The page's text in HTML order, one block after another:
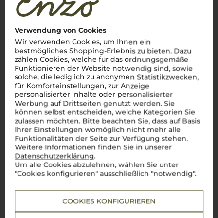
Verwendung von Cookies
Wir verwenden Cookies, um Ihnen ein
bestmögliches Shopping-Erlebnis zu bieten. Dazu
zählen Cookies, welche für das ordnungsgemäße
Funktionieren der Website notwendig sind, sowie
solche, die lediglich zu anonymen Statistikzwecken,
für Komforteinstellungen, zur Anzeige
personalisierter Inhalte oder personalisierter
Werbung auf Drittseiten genutzt werden. Sie
können selbst entscheiden, welche Kategorien Sie
zulassen möchten. Bitte beachten Sie, dass auf Basis
Ihrer Einstellungen womöglich nicht mehr alle
Funktionalitäten der Seite zur Verfügung stehen.
Weitere Informationen finden Sie in unserer
Datenschutzerklärung.
Um alle Cookies abzulehnen, wählen Sie unter
"Cookies konfigurieren" ausschließlich "notwendig".
COOKIES KONFIGURIEREN
Über die Rebsorte
Negroamaro
Ein facettenreicher Rotwein - Rubinrot, kraftvoll und voller
Charakter
Negroamaro– eine Rebsorte, die den Süden Italiens in seiner
ganzen Intensität widerspiegelt. In den sonnenverwöhnten
Apuliens gewachsen, steht dieser
die Kraft und Vielfalt der Region. Seine tief rubinrote Farbe